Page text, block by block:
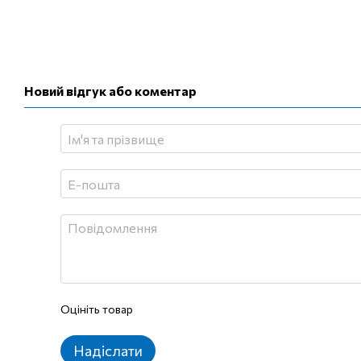
Новий відгук або коментар
Оцініть товар
Надіслати